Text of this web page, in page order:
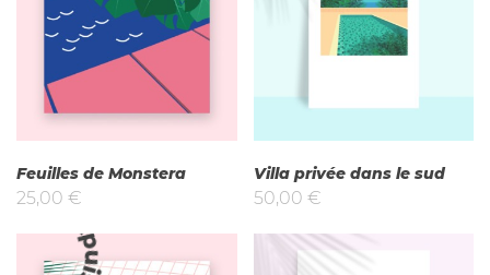
Feuilles de Monstera
25,00 €
Villa privée dans le sud
50,00 €